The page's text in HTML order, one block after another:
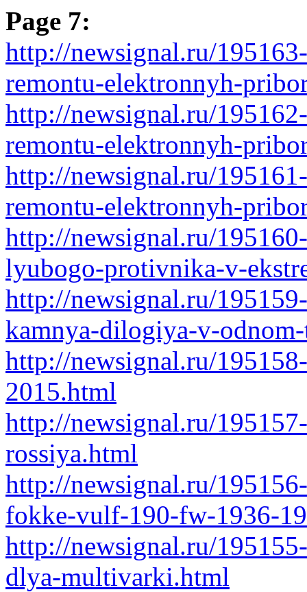
Page 7:
http://newsignal.ru/
remontu-elektronnyh-
http://newsignal.ru/
remontu-elektronnyh-
http://newsignal.ru/
remontu-elektronnyh-
http://newsignal.ru/
lyubogo-protivnika-v-
http://newsignal.ru/
kamnya-dilogiya-v-
http://newsignal.ru/
2015.html
http://newsignal.ru/
rossiya.html
http://newsignal.ru/
fokke-vulf-190-fw-1936-
http://newsignal.ru/
dlya-multivarki.html